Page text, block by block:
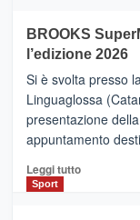
con
la
Al
via
i
BROOKS
l’edizione 2026
Si è svolta presso
Linguaglossa
presentazione
appuntamento
Leggi tuttoLeggi
Sport